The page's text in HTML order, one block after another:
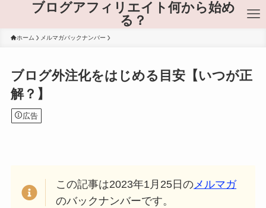
ブログアフィリエイト何から始め
る？
ホーム メルマガバックナンバー
ブログ外注化をはじめる目安【いつが正
解？】
広告
この記事は2023年1月25日のメルマガ
のバックナンバーです。